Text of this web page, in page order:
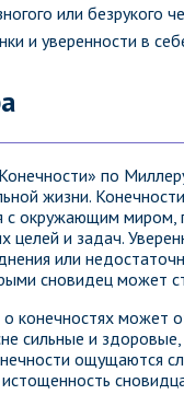
или безрукого
и уверенности в
по
жизни.
с окружающим миром,
целей и задач.
или
сновидец может
конечностях может
сильные и
ощущаются